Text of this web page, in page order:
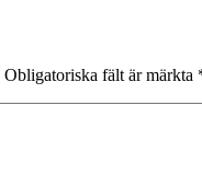
Obligatoriska fält är märkta